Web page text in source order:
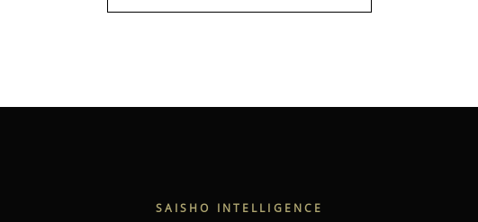
SAISHO INTELLIGENCE